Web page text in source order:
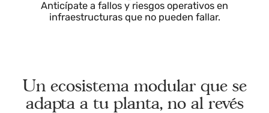
Anticípate a fallos y riesgos operativos en
infraestructuras que no pueden fallar.